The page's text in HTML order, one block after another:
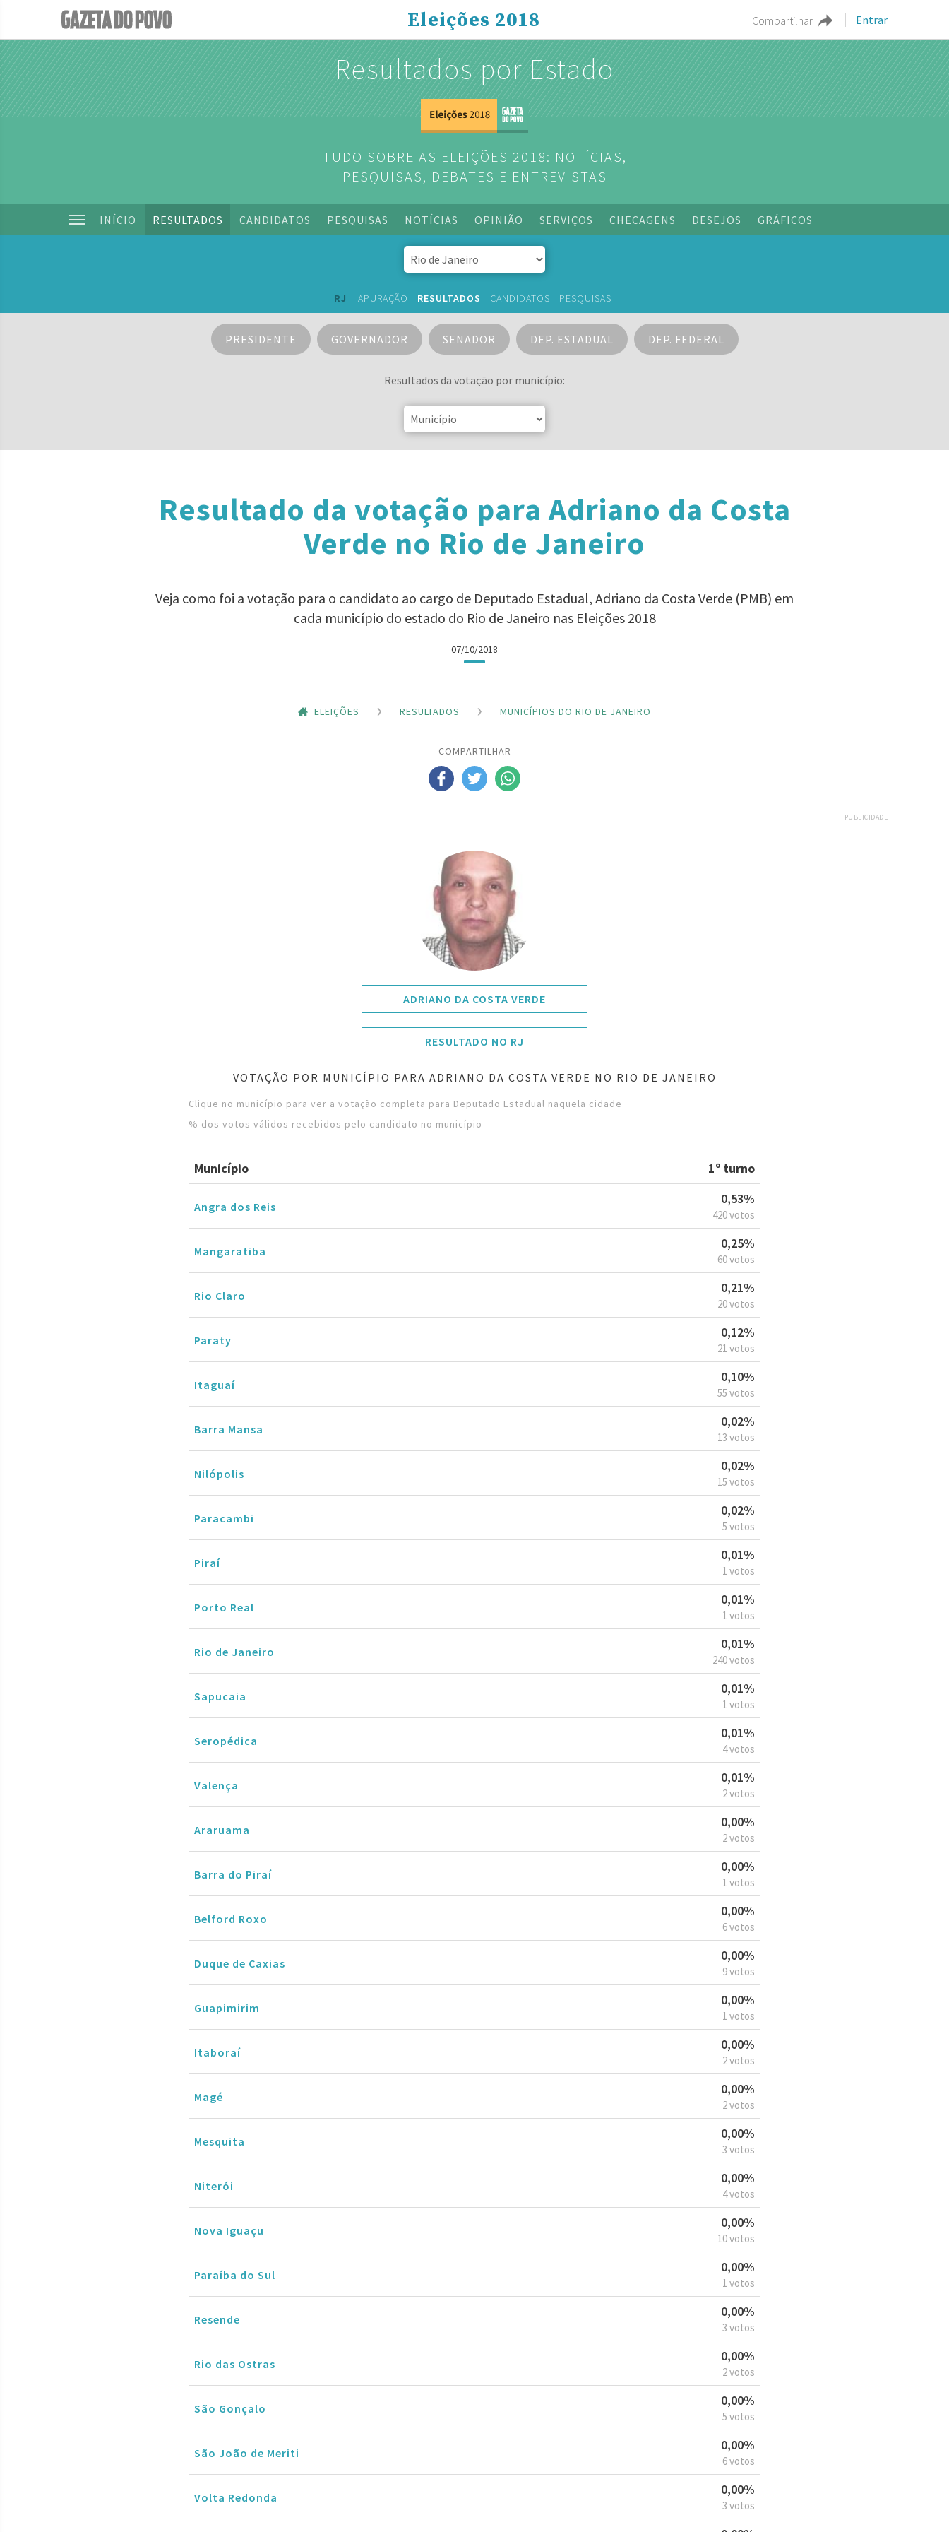
Compartilhar Entrar
Eleições 2018
Resultados por Estado
TUDO SOBRE AS ELEIÇÕES 2018: NOTÍCIAS,
PESQUISAS, DEBATES E ENTREVISTAS
INÍCIO RESULTADOS CANDIDATOS PESQUISAS NOTÍCIAS OPINIÃO SERVIÇOS CHECAGENS DESEJOS GRÁFICOS
RJ APURAÇÃO RESULTADOS CANDIDATOS PESQUISAS
PRESIDENTE GOVERNADOR SENADOR DEP. ESTADUAL DEP. FEDERAL
Resultados da votação por município:
Resultado da votação para Adriano da Costa
Verde no Rio de Janeiro
Veja como foi a votação para o candidato ao cargo de Deputado Estadual, Adriano da Costa Verde (PMB) em
cada município do estado do Rio de Janeiro nas Eleições 2018
07/10/2018
ELEIÇÕES RESULTADOS MUNICÍPIOS DO RIO DE JANEIRO
COMPARTILHAR
PUBLICIDADE
ADRIANO DA COSTA VERDE
RESULTADO NO RJ
VOTAÇÃO POR MUNICÍPIO PARA ADRIANO DA COSTA VERDE NO RIO DE JANEIRO
Clique no município para ver a votação completa para Deputado Estadual naquela cidade
% dos votos válidos recebidos pelo candidato no município
Município 1º turno
Angra dos Reis
0,53%
420 votos
Mangaratiba
0,25%
60 votos
Rio Claro
0,21%
20 votos
Paraty
0,12%
21 votos
Itaguaí
0,10%
55 votos
Barra Mansa
0,02%
13 votos
Nilópolis
0,02%
15 votos
Paracambi
0,02%
5 votos
Piraí
0,01%
1 votos
Porto Real
0,01%
1 votos
Rio de Janeiro
0,01%
240 votos
Sapucaia
0,01%
1 votos
Seropédica
0,01%
4 votos
Valença
0,01%
2 votos
Araruama
0,00%
2 votos
Barra do Piraí
0,00%
1 votos
Belford Roxo
0,00%
6 votos
Duque de Caxias
0,00%
9 votos
Guapimirim
0,00%
1 votos
Itaboraí
0,00%
2 votos
Magé
0,00%
2 votos
Mesquita
0,00%
3 votos
Niterói
0,00%
4 votos
Nova Iguaçu
0,00%
10 votos
Paraíba do Sul
0,00%
1 votos
Resende
0,00%
3 votos
Rio das Ostras
0,00%
2 votos
São Gonçalo
0,00%
5 votos
São João de Meriti
0,00%
6 votos
Volta Redonda
0,00%
3 votos